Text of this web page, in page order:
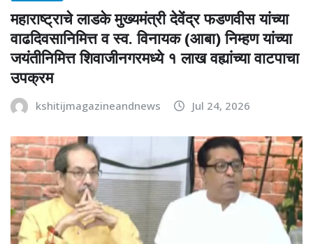
महाराष्ट्राचे लाडके मुख्यमंत्री देवेंद्र फडणवीस यांच्या
वाढदिवसानिमित्त व स्व. विनायक (आबा) निम्हण यांच्या
जयंतीनिमित्त शिवाजीनगरमध्ये १ लाख वह्यांच्या वाटपाचा
उपक्रम
kshitijmagazineandnews Jul 24, 2026